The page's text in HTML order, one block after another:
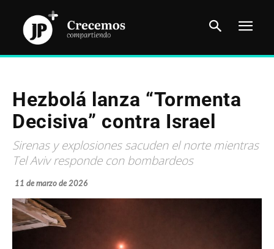
Hezbolá lanza “Tormenta
Decisiva” contra Israel
Sirenas y explosiones sacuden el norte mientras
Tel Aviv responde con bombardeos
11 de marzo de 2026